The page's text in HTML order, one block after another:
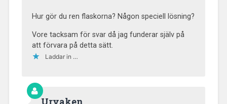
Hur gör du ren flaskorna? Någon speciell lösning?
Vore tacksam för svar då jag funderar själv på
att förvara på detta sätt.
Laddar in …
Urvaken